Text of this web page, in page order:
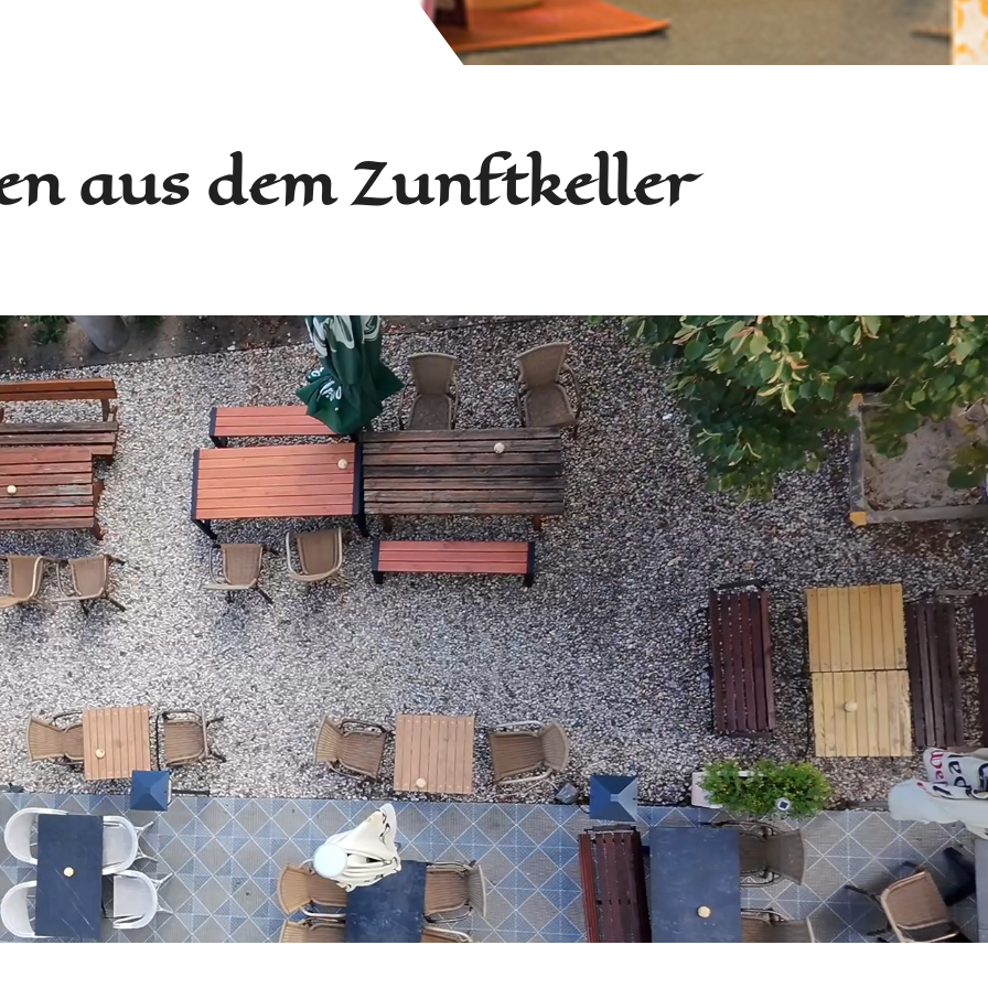
aus dem Zunftkeller